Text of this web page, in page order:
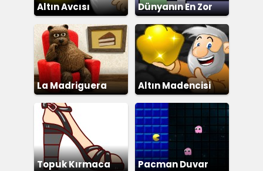
Altın Avcısı Dünyanın En Zor
La Madriguera Altın Madencisi
Topuk Kırmaca Pacman Duvar